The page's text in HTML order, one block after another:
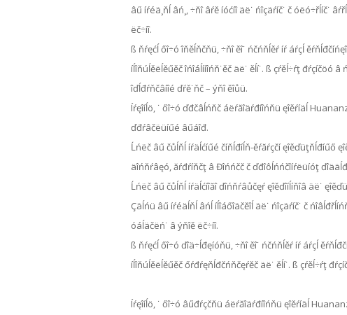
âű íŕéä¸ňĺ âń¸, ÷ňî âŕě íóćíî äë˙ ńîçäŕíč˙ č
ëč÷íî.
ß ňŕęćĺ őî÷ó îňěĺňčňü, ÷ňî ěî˙ ńčńňĺěŕ íŕ áŕçĺ
íĺîňúĺěëĺěűěč îńîáĺííîńň˙ěč äë˙ ěĺí˙. ß çŕěĺ÷ŕţ
îďĺđŕňčâíîé ďŕě˙ňč – ýňî ěîůü.
Íŕęîíĺö, ˙ őî÷ó ďđčâĺńňč áëŕăîäŕđíîńňü ęîěŕíäĺ
ďđŕâčëüíűé âűáîđ.
Ĺńëč âű čůĺňĺ íŕäĺćíűé číňĺđíĺň-ěŕăŕçčí ęîěďüţňĺđíűő
äîńňŕâęó, ăŕđŕíňčţ â Đîńńčč č ďđîôĺńńčîíŕëüíóţ
Ĺńëč âű čůĺňĺ íŕäĺćíîăî ďîńňŕâůčęŕ ęîěďîíĺíňîâ äë˙
Çäĺńü âű íŕéäĺňĺ âńĺ íĺîáőîäčěîĺ äë˙ ńîçäŕíč˙ č
óáĺäčëń˙ â ýňîě ëč÷íî.
ß ňŕęćĺ őî÷ó ďîä÷ĺđęíóňü, ÷ňî ěî˙ ńčńňĺěŕ íŕ áŕçĺ
íĺîňúĺěëĺěűěč őŕđŕęňĺđčńňčęŕěč äë˙ ěĺí˙. ß çŕěĺ÷ŕţ
Íŕęîíĺö, ˙ őî÷ó âűđŕçčňü áëŕăîäŕđíîńňü ęîěŕíäĺ